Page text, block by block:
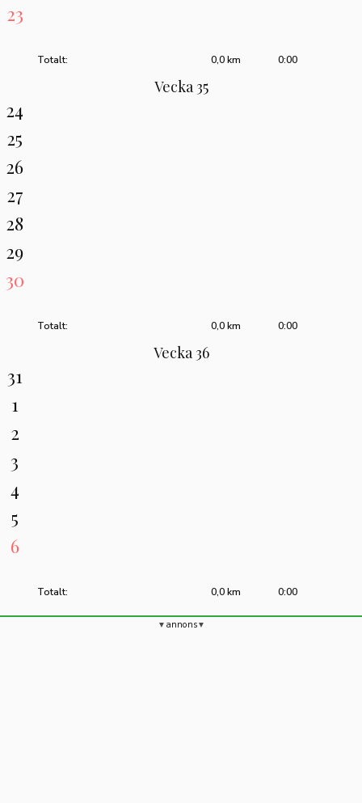
23
Totalt: 0:00
0,0 km
Vecka 35
24
25
26
27
28
29
30
Totalt: 0:00
0,0 km
Vecka 36
31
1
2
3
4
5
6
Totalt: 0:00
0,0 km
annons